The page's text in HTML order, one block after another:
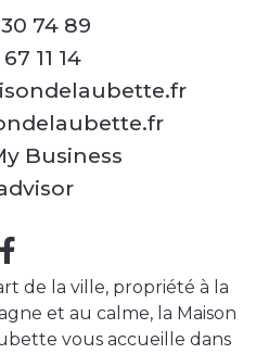
74 89
11 14
Business
de la ville, propriété à la
et au calme, la Maison
vous accueille dans